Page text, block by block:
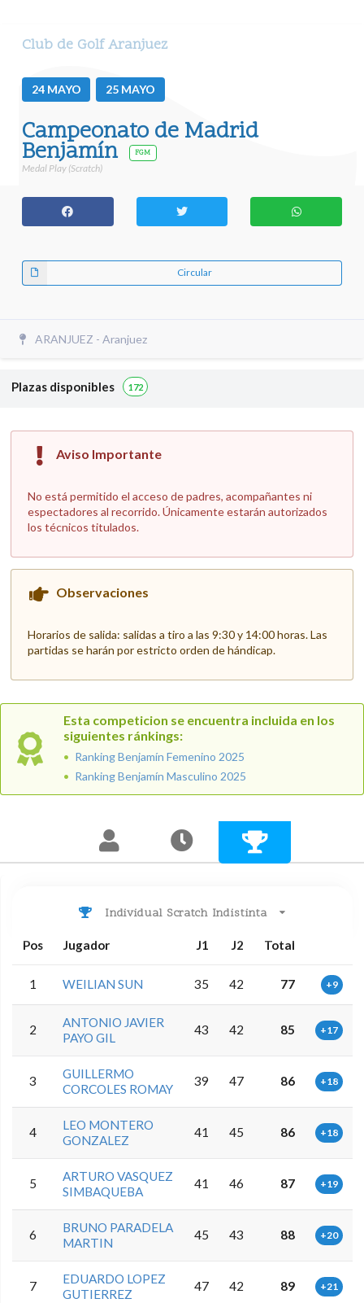
Club de Golf Aranjuez
24 MAYO 25 MAYO
Campeonato de Madrid
Benjamín FGM
Medal Play (Scratch)
Circular
ARANJUEZ - Aranjuez
Plazas disponibles 172
Aviso Importante
No está permitido el acceso de padres, acompañantes ni
espectadores al recorrido. Únicamente estarán autorizados
los técnicos titulados.
Observaciones
Horarios de salida: salidas a tiro a las 9:30 y 14:00 horas. Las
partidas se harán por estricto orden de hándicap.
Esta competicion se encuentra incluida en los
siguientes ránkings:
Ranking Benjamín Femenino 2025
Ranking Benjamín Masculino 2025
Individual Scratch Indistinta
Pos Jugador J1 J2 Total
1 WEILIAN SUN 35 42 77 +9
2
ANTONIO JAVIER
PAYO GIL
43 42 85 +17
3
GUILLERMO
CORCOLES ROMAY
39 47 86 +18
4
LEO MONTERO
GONZALEZ
41 45 86 +18
5
ARTURO VASQUEZ
SIMBAQUEBA
41 46 87 +19
6
BRUNO PARADELA
MARTIN
45 43 88 +20
7
EDUARDO LOPEZ
GUTIERREZ
47 42 89 +21